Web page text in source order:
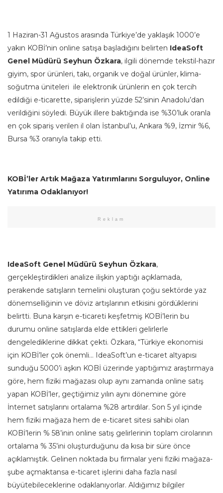
1 Haziran-31 Ağustos arasında Türkiye’de yaklaşık 1000’e
yakın KOBİ’nin online satışa başladığını belirten IdeaSoft
Genel Müdürü Seyhun Özkara, ilgili dönemde tekstil-hazır
giyim, spor ürünleri, takı, organik ve doğal ürünler, klima-
soğutma üniteleri ile elektronik ürünlerin en çok tercih
edildiği e-ticarette, siparişlerin yüzde 52’sinin Anadolu’dan
verildiğini söyledi. Büyük illere baktığında ise %30’luk oranla
en çok sipariş verilen il olan İstanbul’u, Ankara %9, İzmir %6,
Bursa %3 oranıyla takip etti.
KOBİ’ler Artık Mağaza Yatırımlarını Sorguluyor, Online
Yatırıma Odaklanıyor!
Reklam
IdeaSoft Genel Müdürü Seyhun Özkara,
gerçekleştirdikleri analize ilişkin yaptığı açıklamada,
perakende satışların temelini oluşturan çoğu sektörde yaz
dönemselliğinin ve döviz artışlarının etkisini gördüklerini
belirtti. Buna karşın e-ticareti keşfetmiş KOBİ’lerin bu
durumu online satışlarda elde ettikleri gelirlerle
dengelediklerine dikkat çekti. Özkara, “Türkiye ekonomisi
için KOBİ’ler çok önemli… IdeaSoft’un e-ticaret altyapısı
sunduğu 5000’i aşkın KOBİ üzerinde yaptığımız araştırmaya
göre, hem fiziki mağazası olup aynı zamanda online satış
yapan KOBİ’ler, geçtiğimiz yılın aynı dönemine göre
İnternet satışlarını ortalama %28 artırdılar. Son 5 yıl içinde
hem fiziki mağaza hem de e-ticaret sitesi sahibi olan
KOBİ’lerin % 58’inin online satış gelirlerinin toplam cirolarının
ortalama % 35’ini oluşturduğunu da kısa bir süre önce
açıklamıştık. Gelinen noktada bu firmalar yeni fiziki mağaza-
şube açmaktansa e-ticaret işlerini daha fazla nasıl
büyütebileceklerine odaklanıyorlar. Aldığımız bilgiler